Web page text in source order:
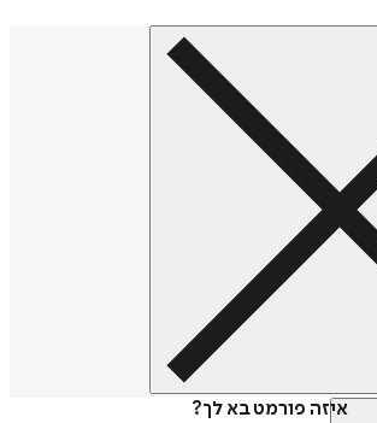
איזה פורמט בא לך?